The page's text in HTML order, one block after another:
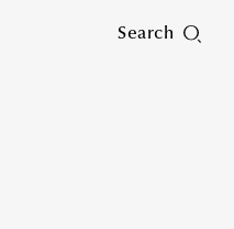
Search